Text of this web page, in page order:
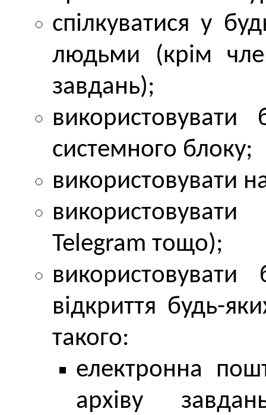
спілкуватися у
людьми (крім
завдань);
системного блоку;
використовувати
Telegram тощо);
відкриття будь-
такого:
електронна
архіву